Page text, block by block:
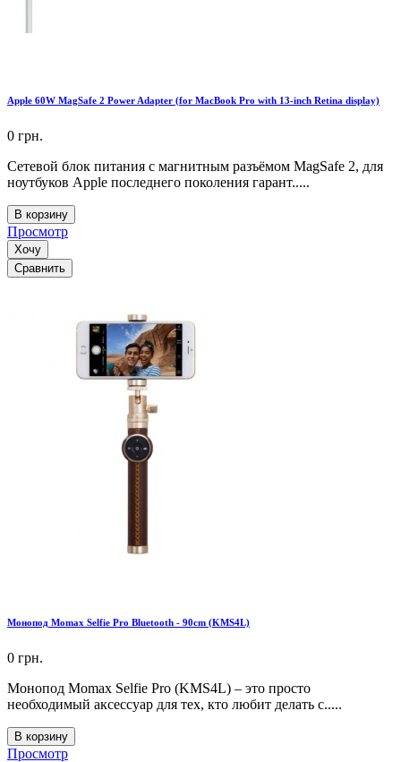
Apple 60W MagSafe 2 Power Adapter (for MacBook Pro with 13-inch Retina display)
0 грн.
Сетевой блок питания с магнитным разъёмом MagSafe 2, для
ноутбуков Apple последнего поколения гарант.....
В корзину
Просмотр
Хочу
Сравнить
Монопод Momax Selfie Pro Bluetooth - 90cm (KMS4L)
0 грн.
Монопод Momax Selfie Pro (KMS4L) – это просто
необходимый аксессуар для тех, кто любит делать с.....
В корзину
Просмотр